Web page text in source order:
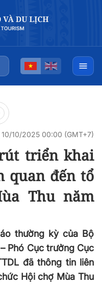
10/10/2025 00:00 (GMT+7)
triển khai
quan đến tổ
Thu năm
thường kỳ của Bộ
Phó Cục trưởng Cục
đã thông tin liên
Hội chợ Mùa Thu